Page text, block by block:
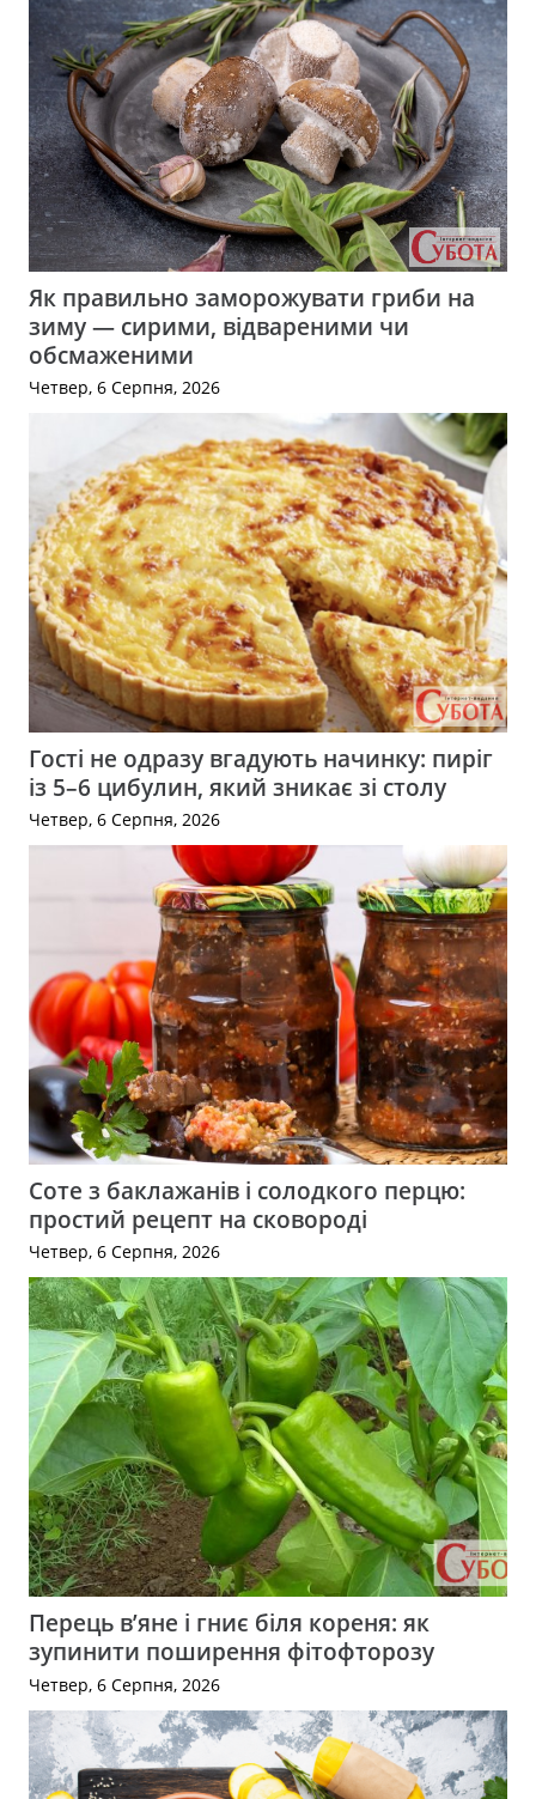
Як правильно заморожувати гриби на
зиму — сирими, відвареними чи
обсмаженими
Четвер, 6 Серпня, 2026
Гості не одразу вгадують начинку: пиріг
із 5–6 цибулин, який зникає зі столу
Четвер, 6 Серпня, 2026
Соте з баклажанів і солодкого перцю:
простий рецепт на сковороді
Четвер, 6 Серпня, 2026
Перець в’яне і гниє біля кореня: як
зупинити поширення фітофторозу
Четвер, 6 Серпня, 2026